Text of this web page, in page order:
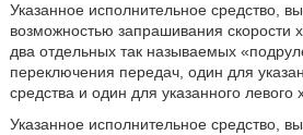
Указанное исполнительное средство,
возможностью запрашивания скорости
два отдельных так называемых
переключения передач, один для
средства и один для указанного левого
Указанное исполнительное средство,